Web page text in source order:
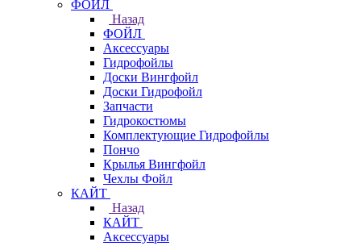
ФОЙЛ
Назад
ФОЙЛ
Аксессуары
Гидрофойлы
Доски Вингфойл
Доски Гидрофойл
Запчасти
Гидрокостюмы
Комплектующие Гидрофойлы
Пончо
Крылья Вингфойл
Чехлы Фойл
КАЙТ
Назад
КАЙТ
Аксессуары